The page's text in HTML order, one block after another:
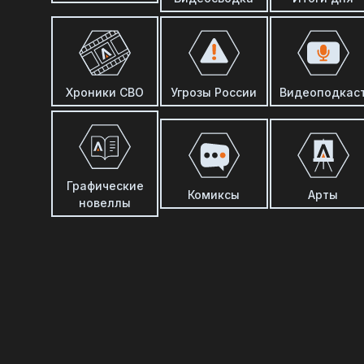
Хроники СВО Угрозы России
Графические
новеллы
Комиксы Арты